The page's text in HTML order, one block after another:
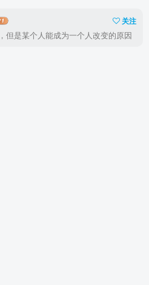
关注
但是某个人能成为一个人改变的原因